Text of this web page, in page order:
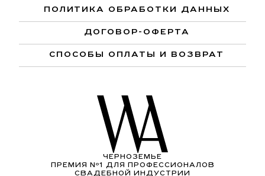
ПОЛИТИКА ОБРАБОТКИ ДАННЫХ
ДОГОВОР-ОФЕРТА
СПОСОБЫ ОПЛАТЫ И ВОЗВРАТ
ЧЕРНОЗЕМЬЕ
ПРЕМИЯ Nº1 ДЛЯ ПРОФЕССИОНАЛОВ
СВАДЕБНОЙ ИНДУСТРИИ